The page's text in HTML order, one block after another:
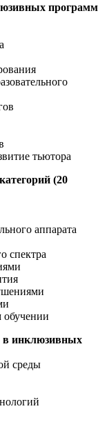
программ
тьютора
(20
аппарата
спектра
в инклюзивных
среды